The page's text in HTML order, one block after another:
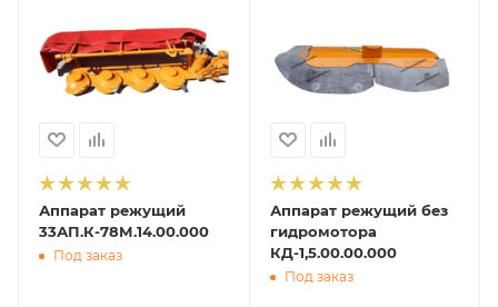
Аппарат режущий
33АП.К-78М.14.00.000
Под заказ
Аппарат режущий без
гидромотора
КД-1,5.00.00.000
Под заказ